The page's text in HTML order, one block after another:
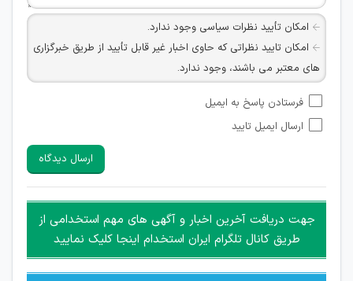
امکان تأیید نظرات سیاسی وجود ندارد.
امکان تایید نظراتی که حاوی اخبار غیر قابل تأیید از طریق خبرگزاری
های معتبر می باشند، وجود ندارد.
شبکه های مجازی ارتباطی می باشند وجود ندارد.
امکان تأیید نظرات کاربرانی که به هر طریقی قصد مأیوس کردن
هرگونه تحریک، تحقیر و کنایه به سایر افراد (مسئول و غیر مسئول)
غیر مجاز می باشد.
امکان هماهنگی برای هرگونه ملاقات حضوری چه به صورت دسته
جمعی و چه فردی توسط کاربران سایت وجود ندارد.
فرستادن پاسخ به ایمیل
ارسال ایمیل تایید
ارسال دیدگاه
جهت دریافت آخرین اخبار و آگهی های مهم استخدامی از
طریق کانال تلگرام ایران استخدام اینجا کلیک نمایید